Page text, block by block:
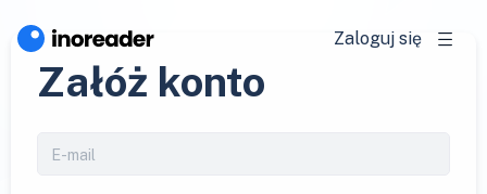
Zaloguj się
Załóż konto